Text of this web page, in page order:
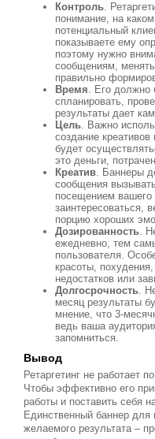
Контроль.
понимание, на
потенциальный
показываете ему
поэтому нужно
сообщениям,
правильно
Время. Его должно
спланировать,
результаты дает
Цель. Важно
создание
будет
это деньги,
Креатив. Баннеры
сообщения
посещением вашего
заинтересоваться,
порцию хороших
Дозированность.
ежедневно, тем
пользователя.
красоты,
недостатков или
Долгосрочность.
месяц результаты
мнение, что 3-
ведь ваша
запомниться.
Вывод
Ретаргетинг не работает
Чтобы эффективно его
работы и поставить себя
Единственный баннер для
желаемого результата –